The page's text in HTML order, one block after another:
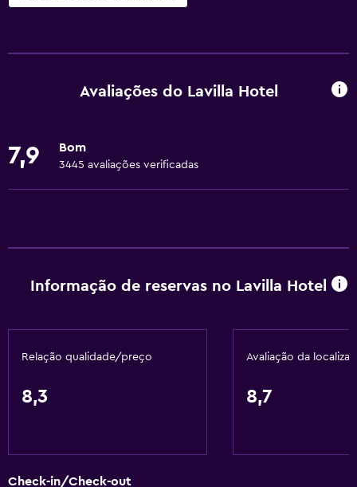
Wi-Fi gratuito
Toalhas
Adaptador
Atoalhados (taxa extra)
Caixotes do lixo
Serviços e comodidades
Centro de negócios
Avaliações do Lavilla Hotel
7,9 Bom
3445 avaliações verificadas
Informação de reservas no Lavilla Hotel
Relação qualidade/preço
8,3
Avaliação da
8,7
Check-in/Check-out